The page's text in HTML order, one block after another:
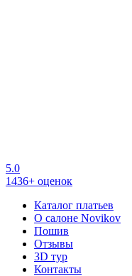
5.0
1436+ оценок
Каталог платьев
О салоне Novikov
Пошив
Отзывы
3D тур
Контакты